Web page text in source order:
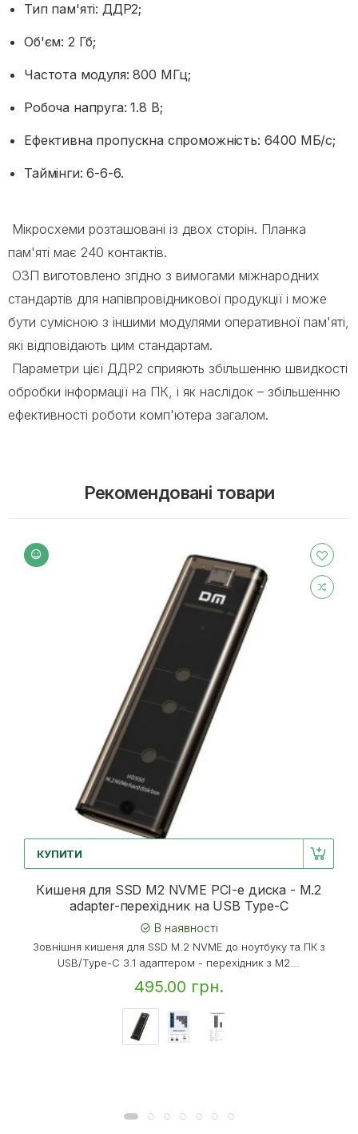
Тип пам'яті: ДДР2;
Об'єм: 2 Гб;
Частота модуля: 800 МГц;
Робоча напруга: 1.8 В;
Ефективна пропускна спроможність: 6400 МБ/с;
Таймінги: 6-6-6.
Мікросхеми розташовані із двох сторін. Планка
пам'яті має 240 контактів.
ОЗП виготовлено згідно з вимогами міжнародних
стандартів для напівпровідникової продукції і може
бути сумісною з іншими модулями оперативної пам'яті,
які відповідають цим стандартам.
Параметри цієї ДДР2 сприяють збільшенню швидкості
обробки інформації на ПК, і як наслідок – збільшенню
ефективності роботи комп'ютера загалом.
Рекомендовані товари
КУПИТИ
Кишеня для SSD M2 NVME PCI-e диска - M.2
adapter-перехідник на USB Type-C
В наявності
Зовнішня кишеня для SSD M.2 NVME до ноутбуку та ПК з
USB/Type-C 3.1 адаптером - перехідник з M2...
495.00 грн.